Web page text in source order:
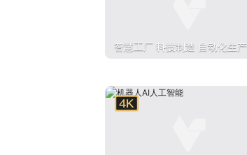
智慧工厂 科技制造 自动化生产